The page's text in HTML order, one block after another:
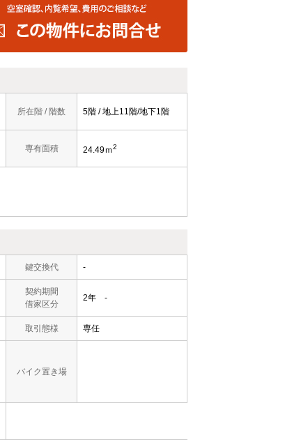
所在階 / 階数 5階 / 地上11階/地下1階
専有面積 24.49ｍ2
鍵交換代 -
契約期間
借家区分
2年 -
取引態様 専任
バイク置き場